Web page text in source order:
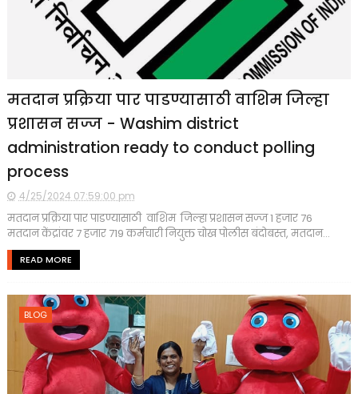
मतदान प्रक्रिया पार पाडण्यासाठी वाशिम जिल्हा
प्रशासन सज्ज - Washim district
administration ready to conduct polling
process
4/25/2024 07:59:00 pm
मतदान प्रक्रिया पार पाडण्यासाठी वाशिम जिल्हा प्रशासन सज्ज 1 हजार 76
मतदान केंद्रांवर 7 हजार 719 कर्मचारी नियुक्त चोख पोलीस बंदोबस्त, मतदान...
READ MORE
BLOG